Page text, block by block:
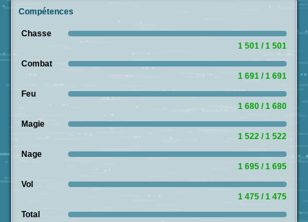
Compétences
Chasse
1 501 / 1 501
Combat
1 691 / 1 691
Feu
1 680 / 1 680
Magie
1 522 / 1 522
Nage
1 695 / 1 695
Vol
1 475 / 1 475
Total